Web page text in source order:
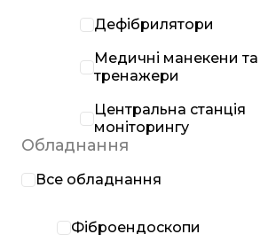
Дефібрилятори
Медичні манекени та
тренажери
Центральна станція
моніторингу
Обладнання
Все обладнання
Фіброендоскопи